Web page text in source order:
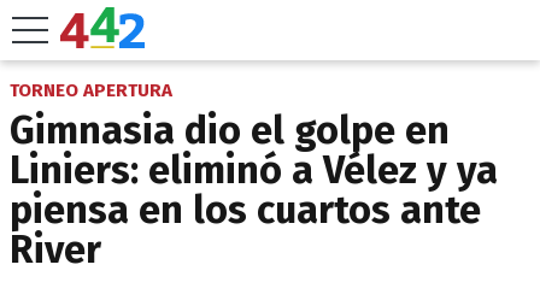
TORNEO APERTURA
Gimnasia dio el golpe en
Liniers: eliminó a Vélez y ya
piensa en los cuartos ante
River